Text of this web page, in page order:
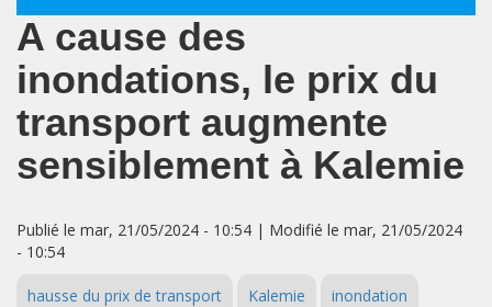
A cause des
inondations, le prix du
transport augmente
sensiblement à Kalemie
Publié le mar, 21/05/2024 - 10:54 | Modifié le mar, 21/05/2024
- 10:54
hausse du prix de transport Kalemie inondation